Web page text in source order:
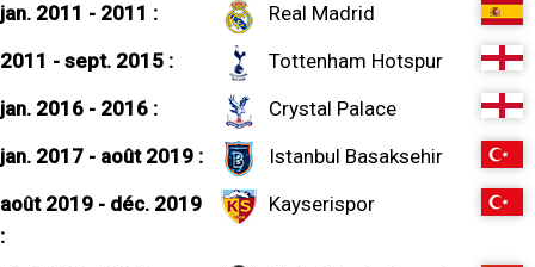
jan. 2011 - 2011 :
Real Madrid
2011 - sept. 2015 :
Tottenham Hotspur
jan. 2016 - 2016 :
Crystal Palace
jan. 2017 - août 2019 :
Istanbul Basaksehir
août 2019 - déc. 2019
:
Kayserispor